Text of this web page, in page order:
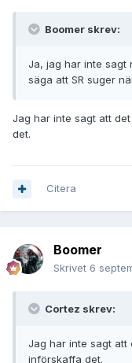
Boomer skrev:
Ja, jag har inte sagt
säga att SR suger
Jag har inte sagt att
det.
Citera
Boomer
Skrivet 6
Cortez skrev:
Jag har inte sagt att
införskaffa det.